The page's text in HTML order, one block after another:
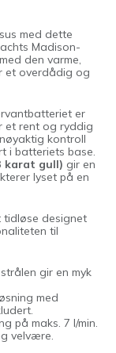
med dette
Madison-
den varme,
et overdådig og
er
et rent og ryddig
kontroll
i batteriets base.
karat gull) gir en
lyset på en
tidløse designet
til
gir en myk
med
på maks. 7 l/min.
velvære.